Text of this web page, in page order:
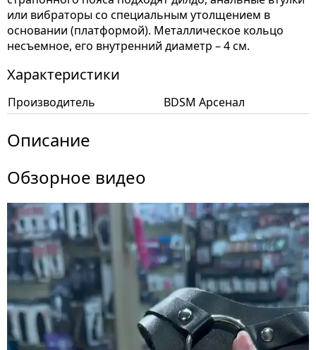
или вибраторы со специальным утолщением в
основании (платформой). Металлическое кольцо
несъемное, его внутренний диаметр – 4 см.
Характеристики
Производитель BDSM Арсенал
Описание
Обзорное видео